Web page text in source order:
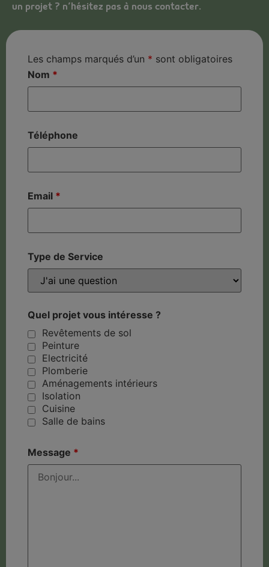
un projet ? n’hésitez pas à nous contacter.
Les champs marqués d’un * sont obligatoires
Nom *
Téléphone
Email *
Type de Service
Quel projet vous intéresse ?
Revêtements de sol
Peinture
Electricité
Plomberie
Aménagements intérieurs
Isolation
Cuisine
Salle de bains
Message *